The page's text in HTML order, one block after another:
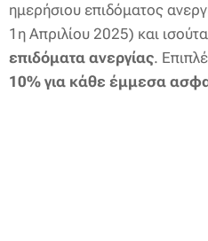
ημερήσιου επιδόματος
1η Απριλίου 2025) και
επιδόματα ανεργίας.
10% για κάθε έμμεσα